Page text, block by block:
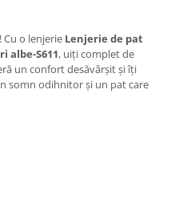
o lenjerie Lenjerie de pat
albe-S611, uiți complet de
un confort desăvârșit și îți
somn odihnitor și un pat care